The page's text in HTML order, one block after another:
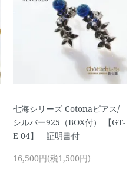
七海シリーズ Cotonaピアス/
シルバー925（BOX付） 【GT-
E-04】 証明書付
16,500円(税1,500円)